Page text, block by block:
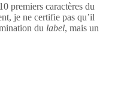
premiers caractères du
je ne certifie pas qu’il
du label, mais un